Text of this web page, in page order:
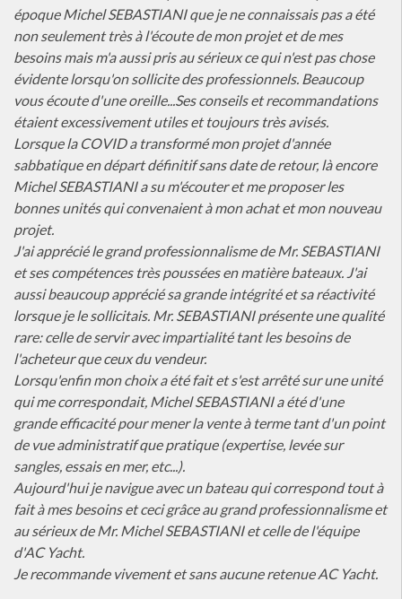
époque Michel SEBASTIANI que je ne connaissais pas a été
non seulement très à l'écoute de mon projet et de mes
besoins mais m'a aussi pris au sérieux ce qui n'est pas chose
évidente lorsqu'on sollicite des professionnels. Beaucoup
vous écoute d'une oreille...Ses conseils et recommandations
étaient excessivement utiles et toujours très avisés.
Lorsque la COVID a transformé mon projet d'année
sabbatique en départ définitif sans date de retour, là encore
Michel SEBASTIANI a su m'écouter et me proposer les
bonnes unités qui convenaient à mon achat et mon nouveau
projet.
J'ai apprécié le grand professionnalisme de Mr. SEBASTIANI
et ses compétences très poussées en matière bateaux. J'ai
aussi beaucoup apprécié sa grande intégrité et sa réactivité
lorsque je le sollicitais. Mr. SEBASTIANI présente une qualité
rare: celle de servir avec impartialité tant les besoins de
l'acheteur que ceux du vendeur.
Lorsqu'enfin mon choix a été fait et s'est arrêté sur une unité
qui me correspondait, Michel SEBASTIANI a été d'une
grande efficacité pour mener la vente à terme tant d'un point
de vue administratif que pratique (expertise, levée sur
sangles, essais en mer, etc...).
Aujourd'hui je navigue avec un bateau qui correspond tout à
fait à mes besoins et ceci grâce au grand professionnalisme et
au sérieux de Mr. Michel SEBASTIANI et celle de l'équipe
d'AC Yacht.
Je recommande vivement et sans aucune retenue AC Yacht.